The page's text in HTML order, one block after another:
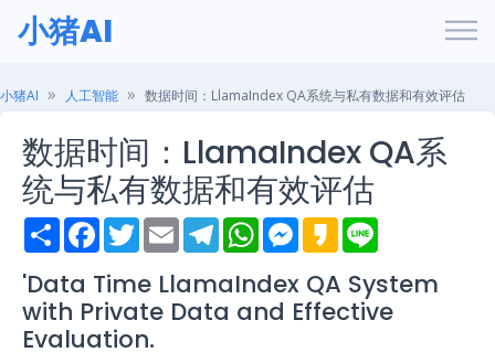
小猪AI
小猪AI 人工智能 数据时间：LlamaIndex QA系统与私有数据和有效评估
数据时间：LlamaIndex QA系
统与私有数据和有效评估
S
h
r
e
F
a
e
b
o
o
k
T
w
t
t
e
r
E
m
i
l
T
e
e
g
r
W
h
t
s
A
M
e
s
e
n
K
a
o
e
'Data Time LlamaIndex QA System
with Private Data and Effective
Evaluation.